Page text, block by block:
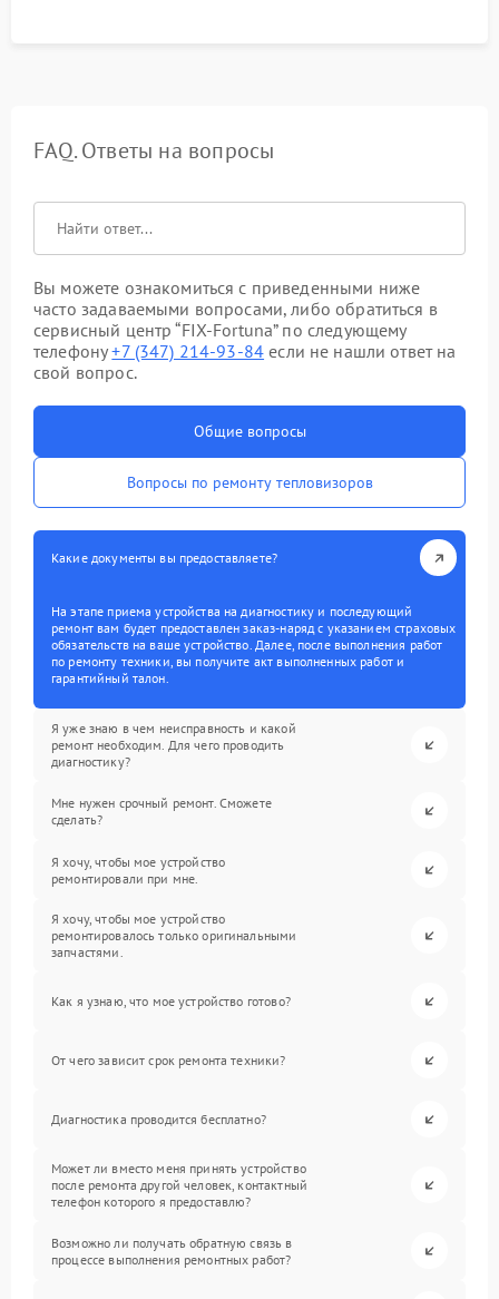
FAQ. Ответы на вопросы
Вы можете ознакомиться с приведенными ниже
часто задаваемыми вопросами, либо обратиться в
сервисный центр “FIX-Fortuna” по следующему
телефону+7 (347) 214-93-84 если не нашли ответ на
свой вопрос.
Общие вопросы
Вопросы по ремонту тепловизоров
Какие документы вы предоставляете?
На этапе приема устройства на диагностику и последующий
ремонт вам будет предоставлен заказ-наряд с указанием страховых
обязательств на ваше устройство. Далее, после выполнения работ
по ремонту техники, вы получите акт выполненных работ и
гарантийный талон.
Я уже знаю в чем неисправность и какой
ремонт необходим. Для чего проводить
диагностику?
Мне нужен срочный ремонт. Сможете
сделать?
Я хочу, чтобы мое устройство
ремонтировали при мне.
Я хочу, чтобы мое устройство
ремонтировалось только оригинальными
запчастями.
Как я узнаю, что мое устройство готово?
От чего зависит срок ремонта техники?
Диагностика проводится бесплатно?
Может ли вместо меня принять устройство
после ремонта другой человек, контактный
телефон которого я предоставлю?
Возможно ли получать обратную связь в
процессе выполнения ремонтных работ?